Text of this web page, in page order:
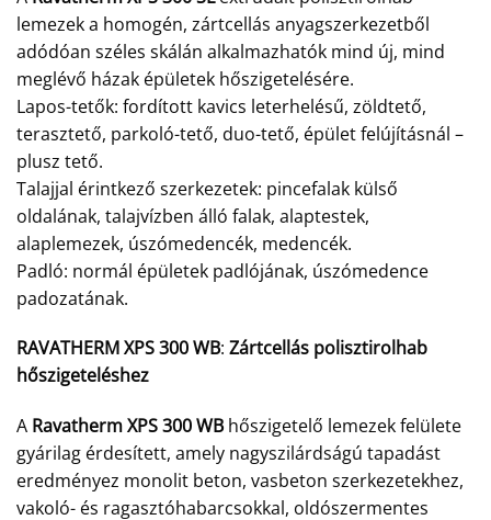
lemezek a homogén, zártcellás anyagszerkezetből
adódóan széles skálán alkalmazhatók mind új, mind
meglévő házak épületek hőszigetelésére.
Lapos-tetők: fordított kavics leterhelésű, zöldtető,
terasztető, parkoló-tető, duo-tető, épület felújításnál –
plusz tető.
Talajjal érintkező szerkezetek: pincefalak külső
oldalának, talajvízben álló falak, alaptestek,
alaplemezek, úszómedencék, medencék.
Padló: normál épületek padlójának, úszómedence
padozatának.
RAVATHERM XPS 300 WB: Zártcellás polisztirolhab
hőszigeteléshez
A Ravatherm XPS 300 WB hőszigetelő lemezek felülete
gyárilag érdesített, amely nagyszilárdságú tapadást
eredményez monolit beton, vasbeton szerkezetekhez,
vakoló- és ragasztóhabarcsokkal, oldószermentes